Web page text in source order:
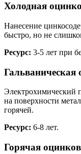
Холодная
Нанесение
быстро, но не
Ресурс: 3-5 лет при
Гальваническая
Электрохимический
на поверхности
горячей.
Ресурс: 6-8 лет.
Горячая